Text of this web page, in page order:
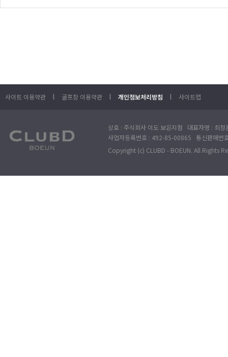
사이트 이용약관 l 골프장 이용약관 l 개인정보처리방침 l 사이트맵
상호 : 주식회사 이도 보은지점 대표자명 : 최
사업자등록번호 : 492-85-00865 통신판매
Copyright (c) CLUBD - BOEUN. All Rights